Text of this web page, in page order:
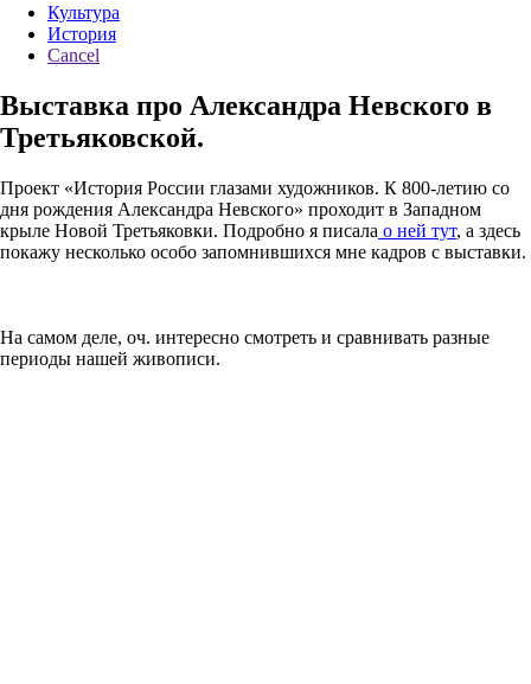
Культура
История
Cancel
Выставка про Александра Невского в
Третьяковской.
Проект «История России глазами художников. К 800-летию со
дня рождения Александра Невского» проходит в Западном
крыле Новой Третьяковки. Подробно я писала о ней тут, а здесь
покажу несколько особо запомнившихся мне кадров с выставки.
На самом деле, оч. интересно смотреть и сравнивать разные
периоды нашей живописи.